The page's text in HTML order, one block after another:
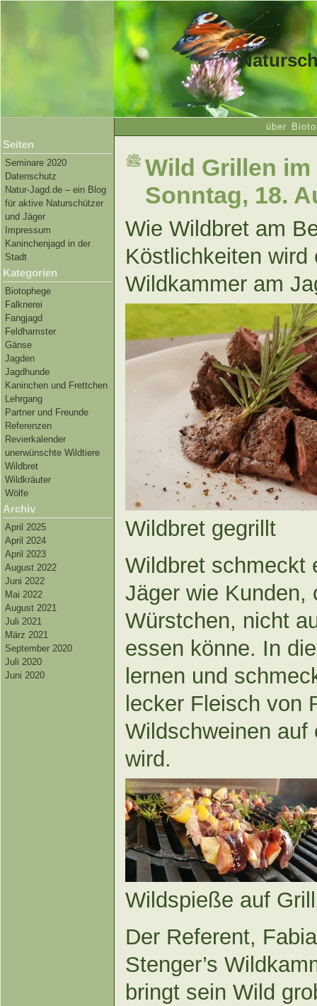
über
Seiten
Seminare 2020
Datenschutz
Natur-Jagd.de – ein Blog
für aktive Naturschützer
und Jäger
Impressum
Kaninchenjagd in der
Stadt
Kategorien
Biotophege
Falknerei
Fangjagd
Feldhamster
Gänse
Jagden
Jagdhunde
Kaninchen und Frettchen
Lehrgang
Partner und Freunde
Referenzen
Revierkalender
unerwünschte Wildtiere
Wildbret
Wildkräuter
Wölfe
Archiv
April 2025
April 2024
April 2023
August 2022
Juni 2022
Mai 2022
August 2021
Juli 2021
März 2021
September 2020
Juli 2020
Juni 2020
Wild Grillen
Sonntag, 18.
Wie Wildbret am
Köstlichkeiten wird
Wildkammer am
Wildbret gegrillt
Wildbret schmeckt
Jäger wie Kunden,
Würstchen, nicht
essen könne. In
lernen und
lecker Fleisch von
Wildschweinen auf
wird.
Wildspieße auf Grill
Der Referent,
Stenger’s
bringt sein Wild